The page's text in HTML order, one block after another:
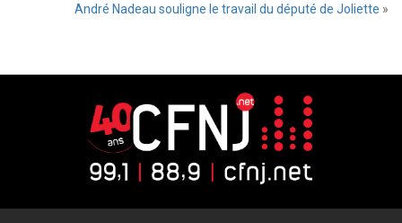
André Nadeau souligne le travail du député de Joliette »